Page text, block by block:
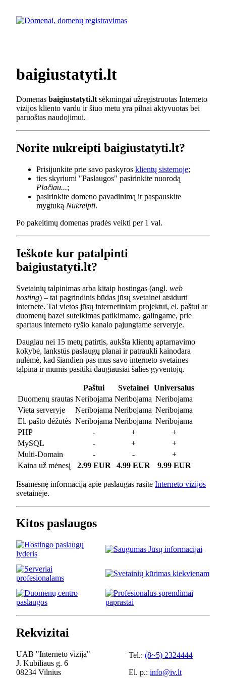
baigiustatyti.lt
Domenas baigiustatyti.lt sėkmingai užregistruotas Interneto
vizijos kliento vardu ir šiuo metu yra pilnai aktyvuotas bei
paruoštas naudojimui.
Norite nukreipti baigiustatyti.lt?
Prisijunkite prie savo paskyros klientų sistemoje;
ties skyriumi "Paslaugos" pasirinkite nuorodą
Plačiau...;
pasirinkite domeno pavadinimą ir paspauskite
mygtuką Nukreipti.
Po pakeitimų domenas pradės veikti per 1 val.
Ieškote kur patalpinti
baigiustatyti.lt?
Svetainių talpinimas arba kitaip hostingas (angl. web
hosting) – tai pagrindinis būdas jūsų svetainei atsidurti
internete. Tai vietos jūsų internetiniam projektui, el. paštui ar
duomenų bazei suteikimas patikimame, galingame, prie
spartaus interneto ryšio kanalo pajungtame serveryje.
Daugiau nei 15 metų patirtis, aukšta klientų aptarnavimo
kokybė, lankstūs paslaugų planai ir patraukli kainodara
nulėmė, kad šiandien pas mus savo interneto svetaines
talpina ir mumis pasitiki daugiausiai šalies gyventojų.
Paštui Svetainei
Universalus
Duomenų srautas Neribojama Neribojama Neribojama
Vieta serveryje
Neribojama Neribojama Neribojama
El. pašto dėžutės Neribojama Neribojama Neribojama
PHP
- +
+
MySQL
- +
+
Multi-Domain
- -
+
Kaina už mėnesį
2.99 EUR 4.99 EUR 9.99 EUR
Išsamesnę informaciją apie paslaugas rasite Interneto vizijos
svetainėje.
Kitos paslaugos
Rekvizitai
UAB "Interneto vizija"
J. Kubiliaus g. 6
08234 Vilnius
Tel.: (8~5) 2324444
El. p.: info@iv.lt